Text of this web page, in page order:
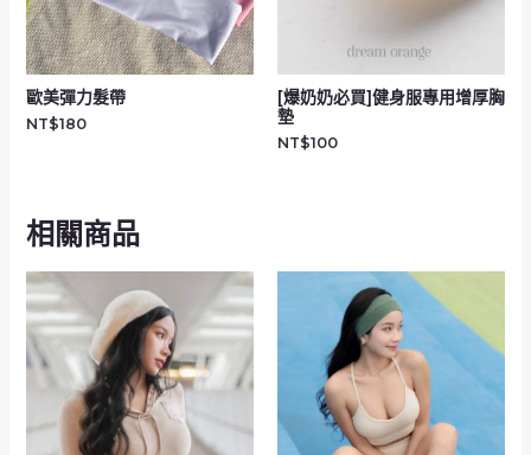
歐美彈力髮帶
NT$180
[爆奶奶必買]健身服專用增厚胸
墊
NT$100
相關商品